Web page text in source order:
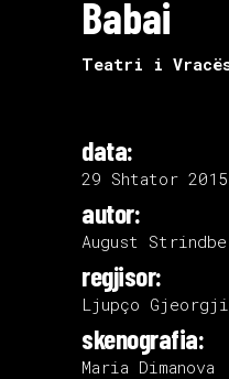
Babai
Teatri i
data:
29 Shtator 2015
autor:
August
regjisor:
Ljupço
skenografia:
Maria Dimanova